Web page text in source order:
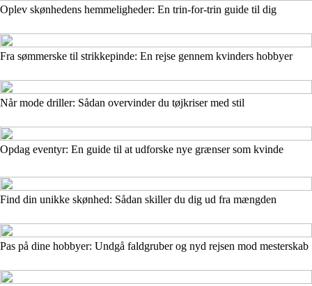
Oplev skønhedens hemmeligheder: En trin-for-trin guide til dig
Fra sømmerske til strikkepinde: En rejse gennem kvinders hobbyer
Når mode driller: Sådan overvinder du tøjkriser med stil
Opdag eventyr: En guide til at udforske nye grænser som kvinde
Find din unikke skønhed: Sådan skiller du dig ud fra mængden
Pas på dine hobbyer: Undgå faldgruber og nyd rejsen mod mesterskab